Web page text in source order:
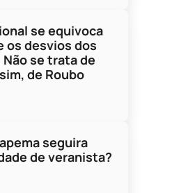
se equivoca
os desvios dos
se trata de
de Roubo
seguira
de veranista?